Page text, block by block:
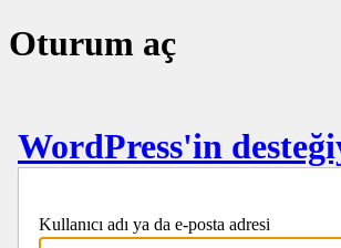
Oturum aç
WordPress'in
Kullanıcı adı ya da e-posta adresi